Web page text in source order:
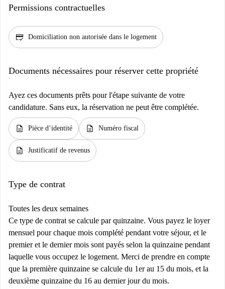
Permissions contractuelles
credit_score Domiciliation non autorisée dans le logement
Documents nécessaires pour réserver cette propriété
Ayez ces documents prêts pour l'étape suivante de votre
candidature. Sans eux, la réservation ne peut être complétée.
description Pièce d’identité description Numéro fiscal
description Justificatif de revenus
Type de contrat
Toutes les deux semaines
Ce type de contrat se calcule par quinzaine. Vous payez le loyer
mensuel pour chaque mois complété pendant votre séjour, et le
premier et le dernier mois sont payés selon la quinzaine pendant
laquelle vous occupez le logement. Merci de prendre en compte
que la première quinzaine se calcule du 1er au 15 du mois, et la
deuxième quinzaine du 16 au dernier jour du mois.